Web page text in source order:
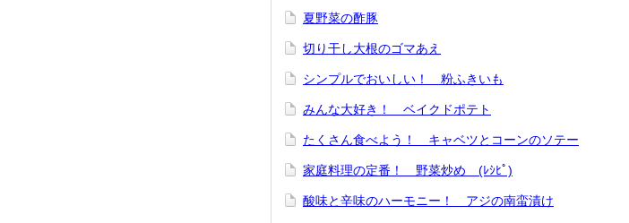
夏野菜の酢豚
切り干し大根のゴマあえ
シンプルでおいしい！ 粉ふきいも
みんな大好き！ ベイクドポテト
たくさん食べよう！ キャベツとコーンのソテー
家庭料理の定番！ 野菜炒め (ﾚｼﾋﾟ)
酸味と辛味のハーモニー！ アジの南蛮漬け